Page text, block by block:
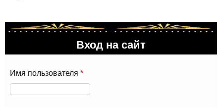
Вход на сайт
Имя пользователя *